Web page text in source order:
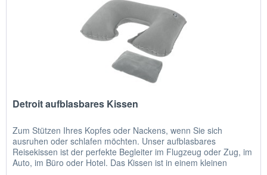
Detroit aufblasbares Kissen
Zum Stützen Ihres Kopfes oder Nackens, wenn Sie sich
ausruhen oder schlafen möchten. Unser aufblasbares
Reisekissen ist der perfekte Begleiter im Flugzeug oder Zug, im
Auto, im Büro oder Hotel. Das Kissen ist in einem kleinen